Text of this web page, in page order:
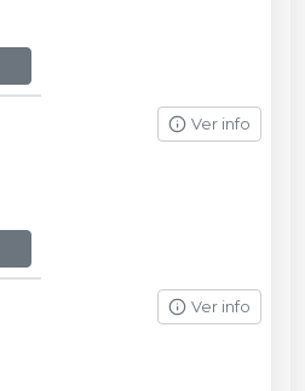
Ver info
Ver info